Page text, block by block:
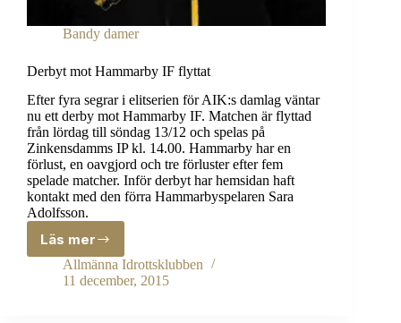
Bandy damer
Derbyt mot Hammarby IF flyttat
Efter fyra segrar i elitserien för AIK:s damlag väntar
nu ett derby mot Hammarby IF. Matchen är flyttad
från lördag till söndag 13/12 och spelas på
Zinkensdamms IP kl. 14.00. Hammarby har en
förlust, en oavgjord och tre förluster efter fem
spelade matcher. Inför derbyt har hemsidan haft
kontakt med den förra Hammarbyspelaren Sara
Adolfsson.
Läs merDerbyt
mot
Hammarby
Allmänna Idrottsklubben
11 december, 2015